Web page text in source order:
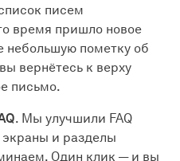
писем
время пришло новое
небольшую пометку об
вернётесь к верху
письмо.
. Мы улучшили FAQ
и разделы
Один клик — и вы